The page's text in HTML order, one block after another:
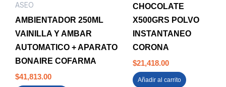
ASEO
AMBIENTADOR 250ML
VAINILLA Y AMBAR
AUTOMATICO + APARATO
BONAIRE COFARMA
$41,813.00
CHOCOLATE
X500GRS POLVO
INSTANTANEO
CORONA
$21,418.00
Añadir al carrito